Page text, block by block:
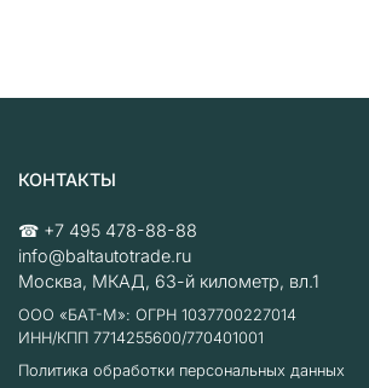
КОНТАКТЫ
☎ +7 495 478-88-88
info@baltautotrade.ru
Москва, МКАД, 63-й километр, вл.1
ООО «БАТ-М»: ОГРН 1037700227014
ИНН/КПП 7714255600/770401001
Политика обработки персональных данных